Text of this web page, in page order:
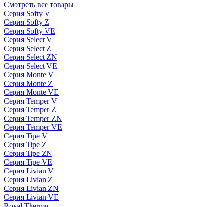
Смотреть все товары
Серия Softy V
Серия Softy Z
Серия Softy VE
Серия Select V
Серия Select Z
Серия Select ZN
Серия Select VE
Серия Monte V
Серия Monte Z
Серия Monte VE
Серия Temper V
Серия Temper Z
Серия Temper ZN
Серия Temper VE
Серия Tipe V
Серия Tipe Z
Серия Tipe ZN
Серия Tipe VE
Серия Livian V
Серия Livian Z
Серия Livian ZN
Серия Livian VE